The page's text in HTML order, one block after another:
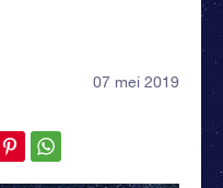
07 mei 2019